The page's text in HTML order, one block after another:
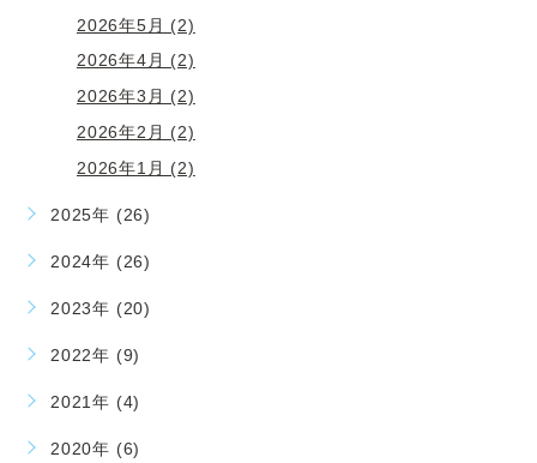
2026年5月 (2)
2026年4月 (2)
2026年3月 (2)
2026年2月 (2)
2026年1月 (2)
2025年 (26)
2024年 (26)
2023年 (20)
2022年 (9)
2021年 (4)
2020年 (6)